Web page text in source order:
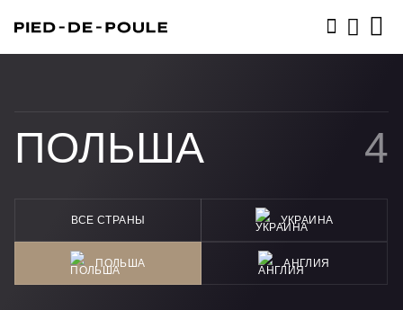
ПОЛЬША 4
ВСЕ СТРАНЫ УКРАИНА
ПОЛЬША АНГЛИЯ